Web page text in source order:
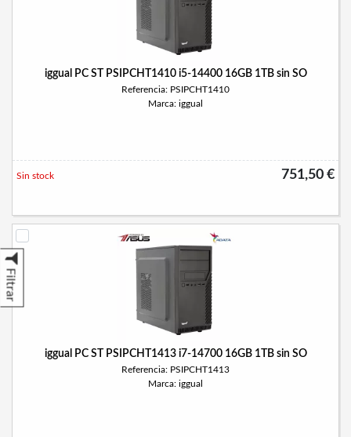
Filtrar
iggual PC ST PSIPCHT1410 i5-14400 16GB 1TB sin SO
Referencia: PSIPCHT1410
Marca: iggual
751,50 €
Sin stock
iggual PC ST PSIPCHT1413 i7-14700 16GB 1TB sin SO
Referencia: PSIPCHT1413
Marca: iggual